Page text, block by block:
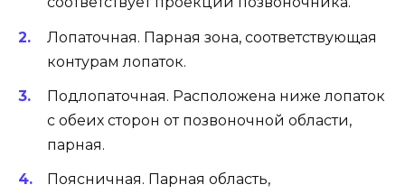
Лопаточная. Парная зона, соответствующая
контурам лопаток.
Подлопаточная. Расположена ниже лопаток
с обеих сторон от позвоночной области,
парная.
Поясничная. Парная область,